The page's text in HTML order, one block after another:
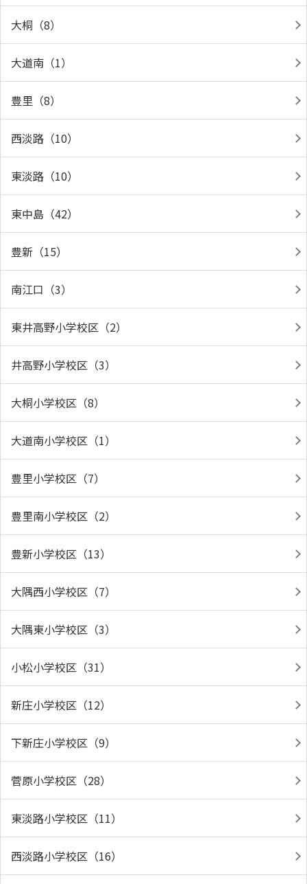
大桐（8）
大道南（1）
豊里（8）
西淡路（10）
東淡路（10）
東中島（42）
豊新（15）
南江口（3）
東井高野小学校区（2）
井高野小学校区（3）
大桐小学校区（8）
大道南小学校区（1）
豊里小学校区（7）
豊里南小学校区（2）
豊新小学校区（13）
大隅西小学校区（7）
大隅東小学校区（3）
小松小学校区（31）
新庄小学校区（12）
下新庄小学校区（9）
菅原小学校区（28）
東淡路小学校区（11）
西淡路小学校区（16）